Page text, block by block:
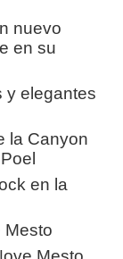
nuevo
en su
y elegantes
la Canyon
en la
Mesto